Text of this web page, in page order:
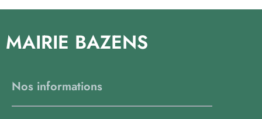
MAIRIE BAZENS
Nos informations